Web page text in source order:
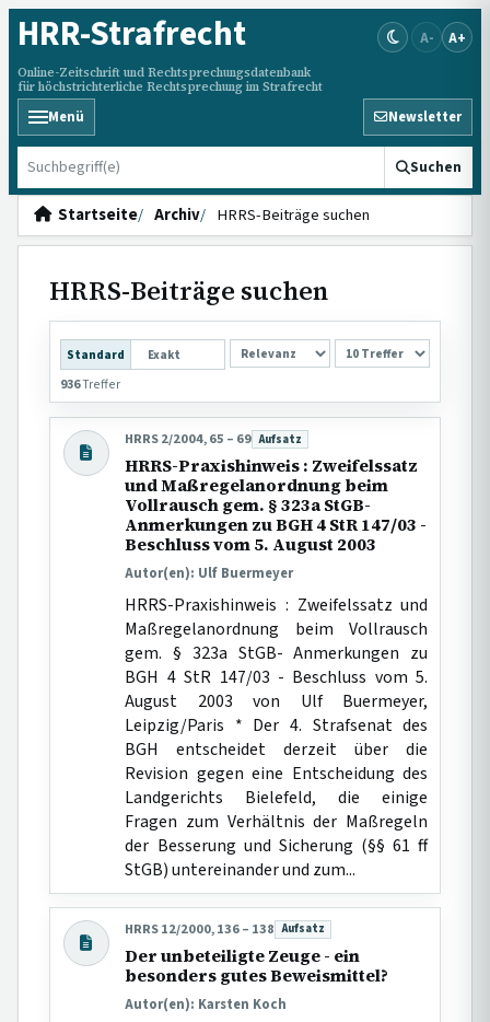
HRR-Strafrecht
Online-Zeitschrift und Rechtsprechungsdatenbank
für höchstrichterliche Rechtsprechung im Strafrecht
A- A+
Menü Newsletter
HRRS durchsuchen Suchen
Startseite Archiv HRRS-Beiträge suchen
HRRS-Beiträge suchen
Standard Exakt
SORTIERUNG
936Treffer
HRRS 2/2004, 65 – 69 Beitragsart:
Aufsatz
HRRS-Praxishinweis : Zweifelssatz
und Maßregelanordnung beim
Vollrausch gem. § 323a StGB-
Anmerkungen zu BGH 4 StR 147/03 -
Beschluss vom 5. August 2003
Autor(en): Ulf Buermeyer
HRRS-Praxishinweis : Zweifelssatz und
Maßregelanordnung beim Vollrausch
gem. § 323a StGB- Anmerkungen zu
BGH 4 StR 147/03 - Beschluss vom 5.
August 2003 von Ulf Buermeyer,
Leipzig/Paris * Der 4. Strafsenat des
BGH entscheidet derzeit über die
Revision gegen eine Entscheidung des
Landgerichts Bielefeld, die einige
Fragen zum Verhältnis der Maßregeln
der Besserung und Sicherung (§§ 61 ff
StGB) untereinander und zum...
HRRS 12/2000, 136 – 138 Beitragsart:
Aufsatz
Der unbeteiligte Zeuge - ein
besonders gutes Beweismittel?
Autor(en): Karsten Koch